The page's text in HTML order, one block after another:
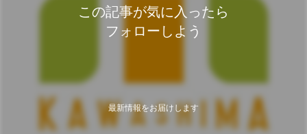
この記事が気に入ったら
フォローしよう
最新情報をお届けします